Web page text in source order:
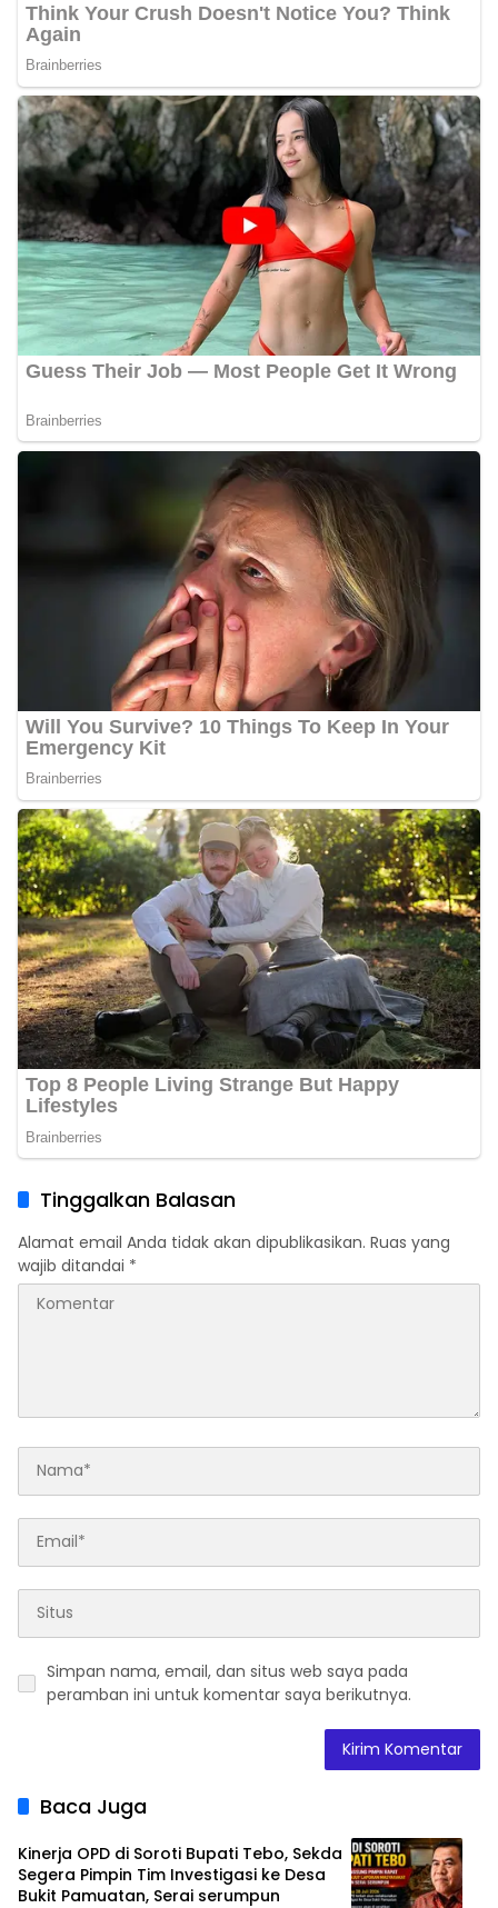
Tinggalkan Balasan
Alamat email Anda tidak akan dipublikasikan. Ruas yang
wajib ditandai *
Simpan nama, email, dan situs web saya pada
peramban ini untuk komentar saya berikutnya.
Baca Juga
Kinerja OPD di Soroti Bupati Tebo, Sekda
Segera Pimpin Tim Investigasi ke Desa
Bukit Pamuatan, Serai serumpun